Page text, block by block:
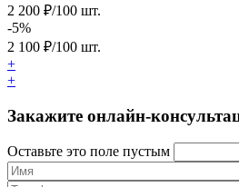
2 200 ₽/100 шт.
-5%
2 100 ₽/100 шт.
+
+
Закажите онлайн-
Оставьте это поле пустым